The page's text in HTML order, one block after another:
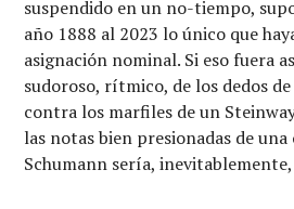
suspendido en un no-tiempo,
año 1888 al 2023 lo único que
asignación nominal. Si eso fuera
sudoroso, rítmico, de los dedos
contra los marfiles de un
las notas bien presionadas de
Schumann sería,